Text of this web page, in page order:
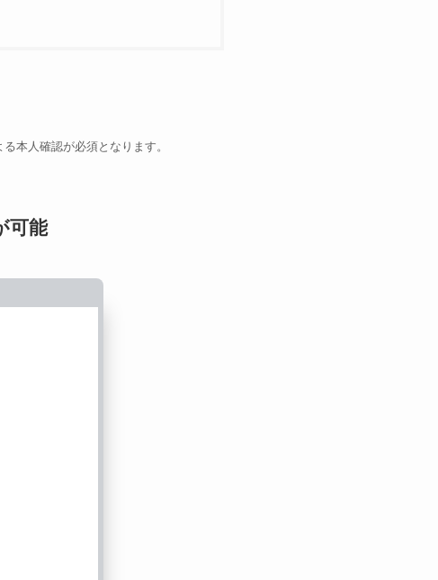
本人確認が必須となります。
可能